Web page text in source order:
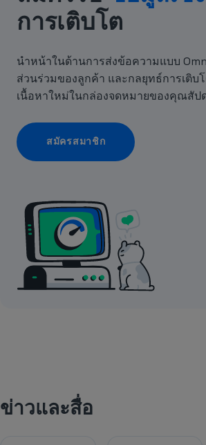
การเติบโต
นำหน้าในด้านการส่งข้อความแบบ
ส่วนร่วมของลูกค้า และกลยุทธ์การเติบ
เนื้อหาใหม่ในกล่องจดหมายของคุณสัป
สมัครสมาชิก
ข่าวและสื่อ